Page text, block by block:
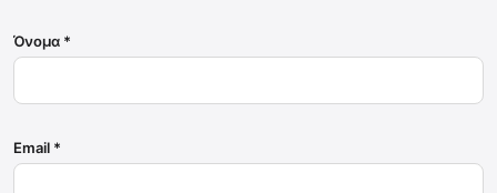
Όνομα *
Email *